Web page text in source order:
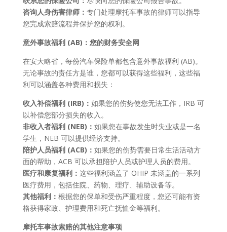
咨询人身伤害律师： 专门处理摩托车事故的律师可以指导
您完成索赔流程并保护您的权利。
意外事故福利 (AB)：您的财务安全网
在安大略省，每份汽车保险单都包含意外事故福利 (AB)。
无论事故的责任方是谁，您都可以获得这些福利，这些福
利可以涵盖各种费用和损失：
收入补偿福利 (IRB)： 如果您的伤势使您无法工作，IRB 可
以补偿您部分损失的收入。
非收入者福利 (NEB)： 如果您在事故发生时失业或是一名
学生，NEB 可以提供经济支持。
陪护人员福利 (ACB)： 如果您的伤势需要日常生活活动方
面的帮助，ACB 可以承担陪护人员或护理人员的费用。
医疗和康复福利： 这些福利涵盖了 OHIP 未涵盖的一系列
医疗费用，包括住院、药物、理疗、辅助设备等。
其他福利： 根据您的保单和受伤严重程度，您还可能有资
格获得家政、护理费用和死亡抚恤金等福利。
摩托车事故索赔的其他注意事项